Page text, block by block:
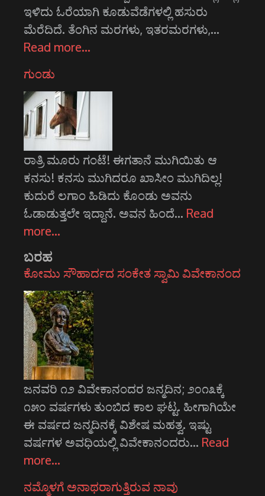
ಇಳಿದು ಓರೆಯಾಗಿ ಕೂಡುವೆಡೆಗಳಲ್ಲಿ ಹಸುರು
ಮೆರೆದಿದೆ. ತೆಂಗಿನ ಮರಗಳು, ಇತರಮರಗಳು,…
Read more…
ಗುಂಡು
ರಾತ್ರಿ ಮೂರು ಗಂಟೆ! ಈಗತಾನೆ ಮುಗಿಯಿತು ಆ
ಕನಸು! ಕನಸು ಮುಗಿದರೂ ಖಾಸೀಂ ಮುಗಿದಿಲ್ಲ!
ಕುದುರೆ ಲಗಾಂ ಹಿಡಿದು ಕೊಂಡು ಅವನು
ಓಡಾಡುತ್ತಲೇ ಇದ್ದಾನೆ. ಅವನ ಹಿಂದೆ… Read
more…
ಬರಹ
ಕೋಮು ಸೌಹಾರ್ದದ ಸಂಕೇತ ಸ್ವಾಮಿ ವಿವೇಕಾನಂದ
ಜನವರಿ ೧೨ ವಿವೇಕಾನಂದರ ಜನ್ಮದಿನ; ೨೦೧೩ಕ್ಕೆ
೧೫೦ ವರ್ಷಗಳು ತುಂಬಿದ ಕಾಲ ಘಟ್ಟ. ಹೀಗಾಗಿಯೇ
ಈ ವರ್ಷದ ಜನ್ಮದಿನಕ್ಕೆ ವಿಶೇಷ ಮಹತ್ವ. ಇಷ್ಟು
ವರ್ಷಗಳ ಅವಧಿಯಲ್ಲಿ ವಿವೇಕಾನಂದರು… Read
more…
ನಮ್ಮೊಳಗೆ ಅನಾಥರಾಗುತ್ತಿರುವ ನಾವು